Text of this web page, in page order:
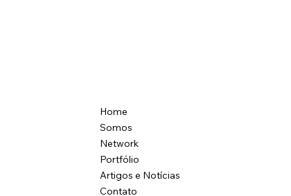
Home
Somos
Network
Portfólio
Artigos e Notícias
Contato